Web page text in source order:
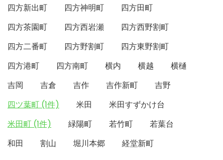
四方新出町
四方神明町
四方田町
四方茶園町
四方西岩瀬
四方西野割町
四方二番町
四方野割町
四方東野割町
四方港町
四方南町 横内 横越
横樋
吉岡
吉倉 吉作 吉作新町
吉野
四ツ葉町 (1件)
米田
米田すずかけ台
米田町 (1件)
緑陽町 若竹町
若葉台
和田
割山 堀川本郷 経堂新町